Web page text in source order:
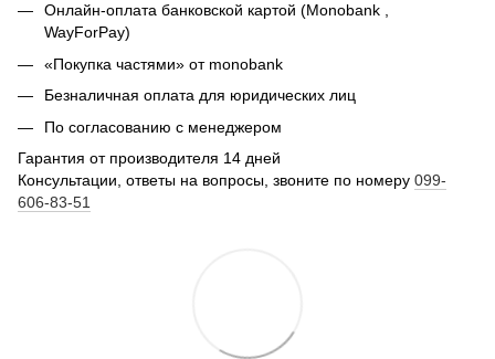
Онлайн-оплата банковской картой (Monobank ,
WayForPay)
«Покупка частями» от monobank
Безналичная оплата для юридических лиц
По согласованию с менеджером
Гарантия от производителя 14 дней
Консультации, ответы на вопросы, звоните по номеру 099-
606-83-51